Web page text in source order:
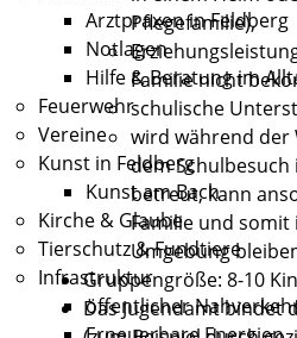
Arztpraxen in Feldberg
Notlagen
Hilfe & Beratung im
Feuerwehr
Vereine
Kunst in Feldberg
Kunst am Bach
Kirche & Glaube
Tierschutz & Fundtiere
Infrastruktur
öffentlicher
Pflegefamilie),
Familie nicht
schulische
wird während der
dem
betreut, kann
Familie und
Umgebung
Gruppengröße: 8-10
Das Jugendamt bindet